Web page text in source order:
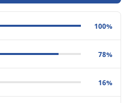
100%
78%
16%